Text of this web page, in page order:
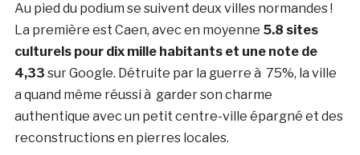
Au pied du podium se suivent deux villes normandes !
La première est Caen, avec en moyenne 5.8 sites
culturels pour dix mille habitants et une note de
4,33 sur Google. Détruite par la guerre à 75%, la ville
a quand même réussi à garder son charme
authentique avec un petit centre-ville épargné et des
reconstructions en pierres locales.